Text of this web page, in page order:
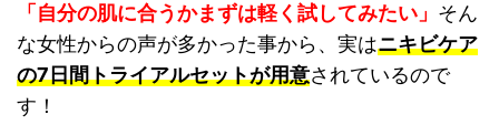
「自分の肌に合うかまずは軽く試してみたい」 そん
な女性からの声が多かった事から、実はニキビケア
の7日間トライアルセットが用意されているので
す！